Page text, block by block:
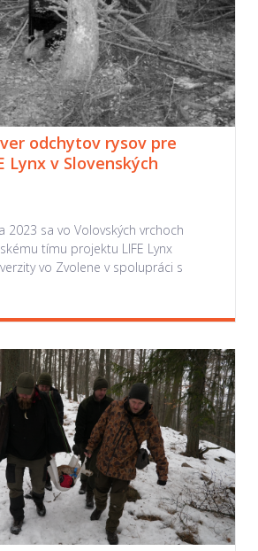
odchytov rysov pre
Lynx v Slovenských
2023 sa vo Volovských vrchoch
tímu projektu LIFE Lynx
vo Zvolene v spolupráci s